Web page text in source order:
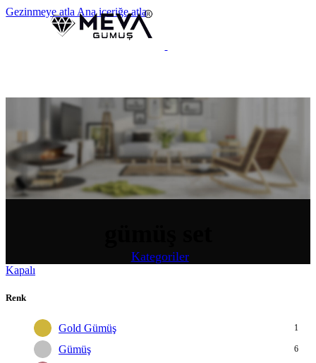
Gezinmeye atla Ana içeriğe atla
Kategoriler
Kapalı
Renk
Gold Gümüş 1
Gümüş 6